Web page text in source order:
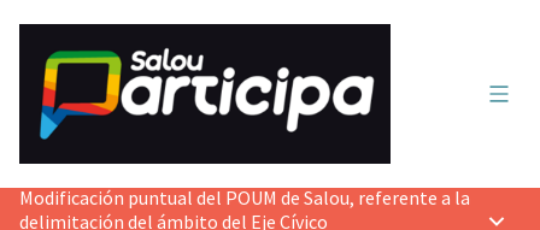
Modificación puntual del POUM de Salou, referente a la
delimitación del ámbito del Eje Cívico